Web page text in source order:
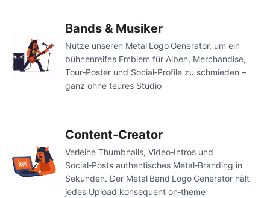
Bands & Musiker
Nutze unseren Metal Logo Generator, um ein
bühnenreifes Emblem für Alben, Merchandise,
Tour‑Poster und Social‑Profile zu schmieden –
ganz ohne teures Studio
Content‑Creator
Verleihe Thumbnails, Video‑Intros und
Social‑Posts authentisches Metal‑Branding in
Sekunden. Der Metal Band Logo Generator hält
jedes Upload konsequent on‑theme